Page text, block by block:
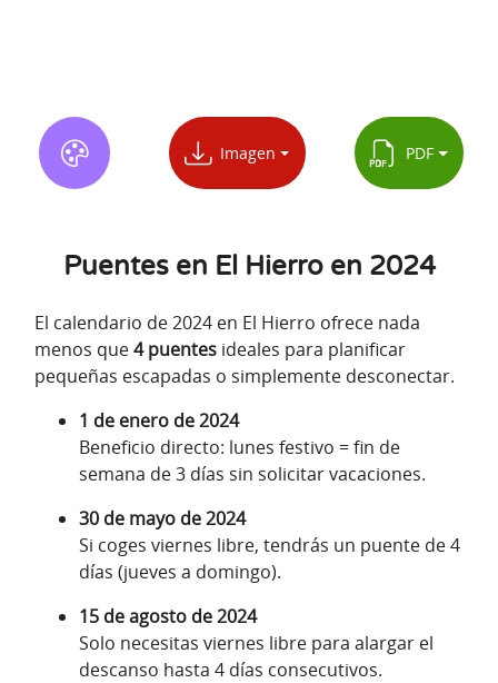
Imagen PDF
Puentes en El Hierro en 2024
El calendario de 2024 en El Hierro ofrece nada
menos que4 puentes ideales para planificar
pequeñas escapadas o simplemente desconectar.
1 de enero de 2024
Beneficio directo: lunes festivo = fin de
semana de 3 días sin solicitar vacaciones.
30 de mayo de 2024
Si coges viernes libre, tendrás un puente de 4
días (jueves a domingo).
15 de agosto de 2024
Solo necesitas viernes libre para alargar el
descanso hasta 4 días consecutivos.